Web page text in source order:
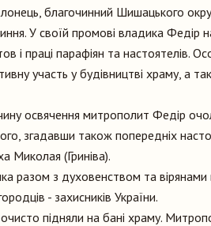
благочинний Шишацького
У своїй промові владика Федір
і праці парафіян та настоятелів.
участь у будівництві храму, а
освячення митрополит Федір
згадавши також попередніх
Миколая (Гриніва).
з духовенством та вірянами
- захисників України.
підняли на бані храму.